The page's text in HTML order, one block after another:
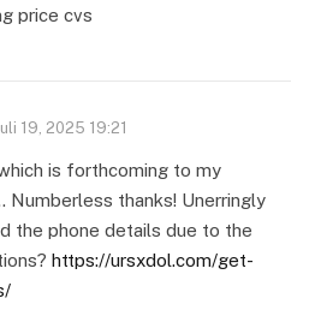
price cvs
19, 2025 19:21
is forthcoming to my
Numberless thanks! Unerringly
the phone details due to the
https://ursxdol.com/get-